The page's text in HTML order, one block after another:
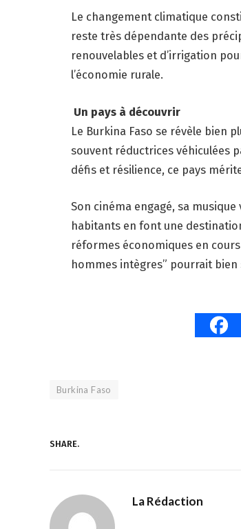
Le changement climatique
reste très dépendante des
renouvelables et d’irrigation
l’économie rurale.
Un pays à découvrir
Le Burkina Faso se révèle bien
souvent réductrices véhiculées
défis et résilience, ce pays
Son cinéma engagé, sa
habitants en font une
réformes économiques en
hommes intègres” pourrait
Burkina Faso
SHARE.
La Rédaction